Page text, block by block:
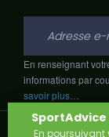
En renseignant
informations par
savoir plus…
En